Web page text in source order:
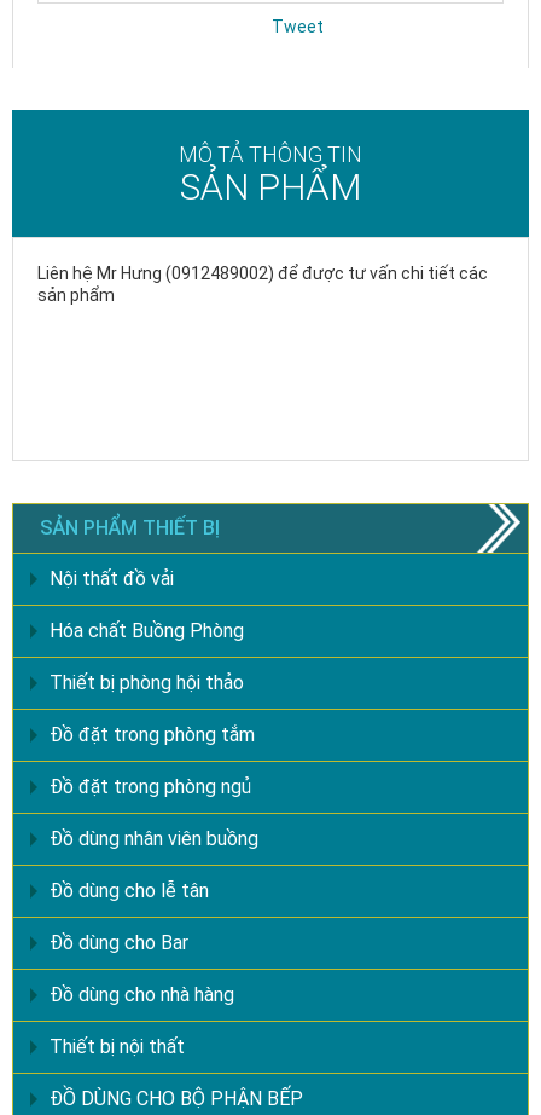
Tweet
MÔ TẢ THÔNG TIN
SẢN PHẨM
Liên hệ Mr Hưng (0912489002) để được tư vấn chi tiết các
sản phẩm
SẢN PHẨM THIẾT BỊ
Nội thất đồ vải
Hóa chất Buồng Phòng
Thiết bị phòng hội thảo
Đồ đặt trong phòng tắm
Đồ đặt trong phòng ngủ
Đồ dùng nhân viên buồng
Đồ dùng cho lễ tân
Đồ dùng cho Bar
Đồ dùng cho nhà hàng
Thiết bị nội thất
ĐỒ DÙNG CHO BỘ PHẬN BẾP